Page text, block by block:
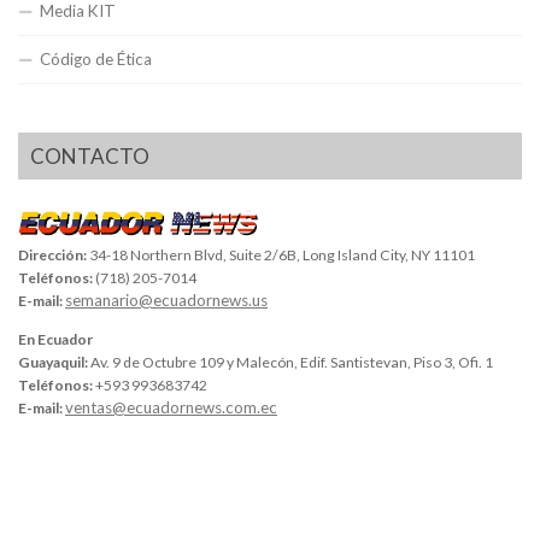
Media KIT
Código de Ética
CONTACTO
Dirección: 34-18 Northern Blvd, Suite 2/6B, Long Island City, NY 11101
Teléfonos: (718) 205-7014
E-mail: semanario@ecuadornews.us
En Ecuador
Guayaquil:Av. 9 de Octubre 109 y Malecón, Edif. Santistevan, Piso 3, Ofi. 1
Teléfonos:+593 993683742
E-mail:ventas@ecuadornews.com.ec